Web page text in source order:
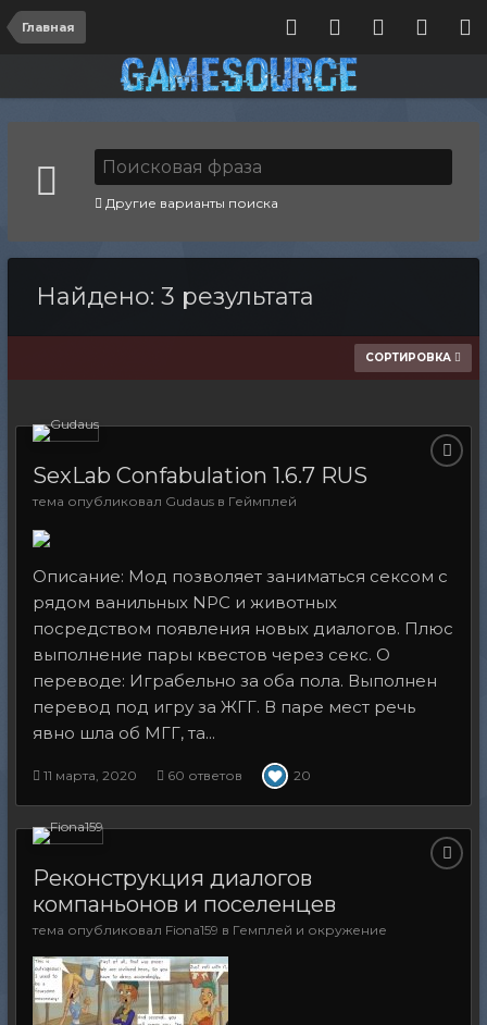
Главная
Другие варианты поиска
Найдено: 3 результата
СОРТИРОВКА
SexLab Confabulation 1.6.7 RUS
тема опубликовал Gudaus в Геймплей
Описание: Мод позволяет заниматься сексом с
рядом ванильных NPC и животных
посредством появления новых диалогов. Плюс
выполнение пары квестов через секс. О
переводе: Играбельно за оба пола. Выполнен
перевод под игру за ЖГГ. В паре мест речь
явно шла об МГГ, та...
11 марта, 2020 60 ответов 20
Реконструкция диалогов
компаньонов и поселенцев
тема опубликовал Fiona159 в Гемплей и окружение